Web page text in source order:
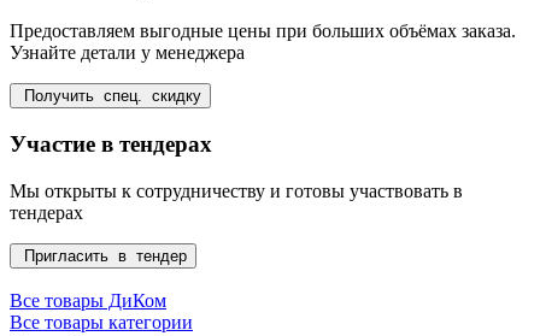
Предоставляем выгодные цены при больших объёмах заказа.
Узнайте детали у менеджера
Получить спец. скидку
Участие в тендерах
Мы открыты к сотрудничеству и готовы участвовать в
тендерах
Пригласить в тендер
Все товары ДиКом
Все товары категории